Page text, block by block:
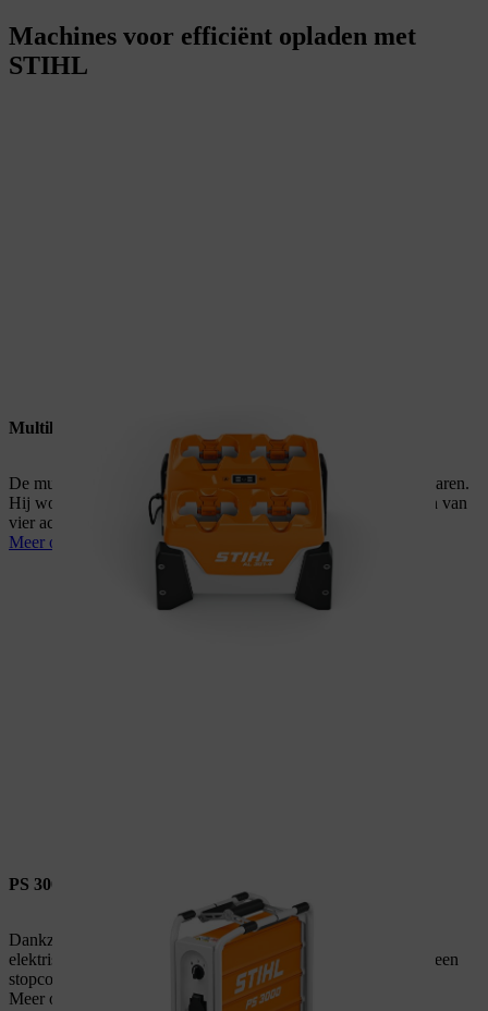
Machines voor efficiënt opladen met
STIHL
Multilader
De multilader kan in rijen worden gestapeld om ruimte te besparen.
Hij wordt gebruikt voor het opeenvolgend en gelijktijdig laden van
vier accu's.
Meer over de AL 301-4
PS 3000
Dankzij het STIHL PS 3000 draagbare powerstation kunnen
elektrische machines worden gebruikt ongeacht de afstand tot een
stopcontact.
Meer over de PS 3000